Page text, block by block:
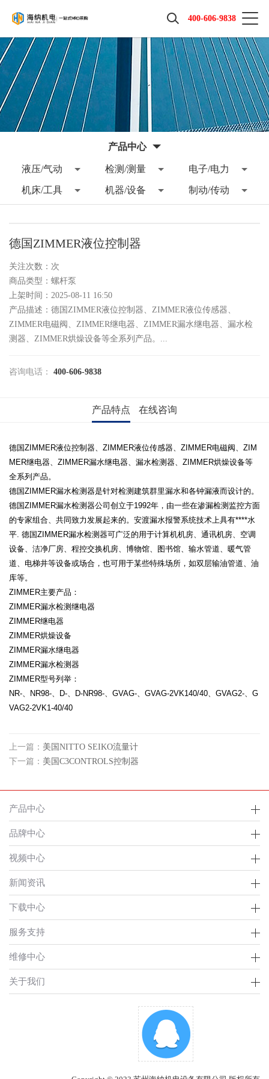
400-606-9838
产品中心
液压/气动 检测/测量 电子/电力
机床/工具 机器/设备 制动/传动
德国ZIMMER液位控制器
关注次数： 次
商品类型：螺杆泵
上架时间：2025-08-11 16:50
产品描述：德国ZIMMER液位控制器、ZIMMER液位传感器、
ZIMMER电磁阀、ZIMMER继电器、ZIMMER漏水继电器、漏水检
测器、ZIMMER烘燥设备等全系列产品。...
咨询电话： 400-606-9838
产品特点 在线咨询
德国ZIMMER液位控制器、ZIMMER液位传感器、ZIMMER电磁阀、ZIM
MER继电器、ZIMMER漏水继电器、漏水检测器、ZIMMER烘燥设备等
全系列产品。
德国ZIMMER漏水检测器是针对检测建筑群里漏水和各钟漏液而设计的。
德国ZIMMER漏水检测器公司创立于1992年，由一些在渗漏检测监控方面
的专家组合、共同致力发展起来的。安渡漏水报警系统技术上具有****水
平. 德国ZIMMER漏水检测器可广泛的用于计算机机房、通讯机房、空调
设备、洁净厂房、程控交换机房、博物馆、图书馆、输水管道、暖气管
道、电梯井等设备或场合，也可用于某些特殊场所，如双层输油管道、油
库等。
ZIMMER主要产品：
ZIMMER漏水检测继电器
ZIMMER继电器
ZIMMER烘燥设备
ZIMMER漏水继电器
ZIMMER漏水检测器
ZIMMER型号列举：
NR-、NR98-、D-、D-NR98-、GVAG-、GVAG-2VK140/40、GVAG2-、G
VAG2-2VK1-40/40
上一篇： 美国NITTO SEIKO流量计
下一篇： 美国C3CONTROLS控制器
产品中心
品牌中心
视频中心
新闻资讯
下载中心
服务支持
维修中心
关于我们